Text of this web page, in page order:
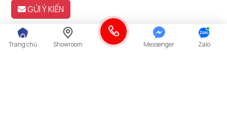
GỬI Ý KIẾN
Trang chủ Showroom Messenger Zalo